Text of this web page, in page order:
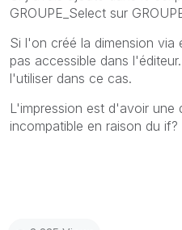
GROUPE_Select sur
Si l'on créé la dimension via
pas accessible dans
l'utiliser dans ce cas.
L'impression est d'avoir une
incompatible en raison du if?